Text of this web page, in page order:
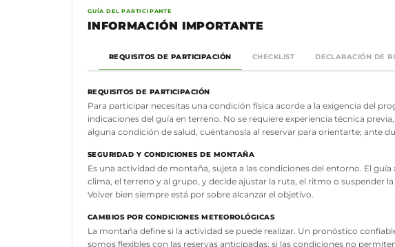
GUÍA DEL PARTICIPANTE
INFORMACIÓN IMPORTANTE
REQUISITOS DE PARTICIPACIÓN CHECKLIST DECLARACIÓN DE
REQUISITOS DE PARTICIPACIÓN
Para participar necesitas una condición física acorde a la exigencia del
indicaciones del guía en terreno. No se requiere experiencia técnica
alguna condición de salud, cuéntanosla al reservar para orientarte; ante
SEGURIDAD Y CONDICIONES DE MONTAÑA
Es una actividad de montaña, sujeta a las condiciones del entorno. El
clima, el terreno y al grupo, y decide ajustar la ruta, el ritmo o suspender
Volver bien siempre está por sobre alcanzar el objetivo.
CAMBIOS POR CONDICIONES METEOROLÓGICAS
La montaña define si la actividad se puede realizar. Un pronóstico
somos flexibles con las reservas anticipadas: si las condiciones no